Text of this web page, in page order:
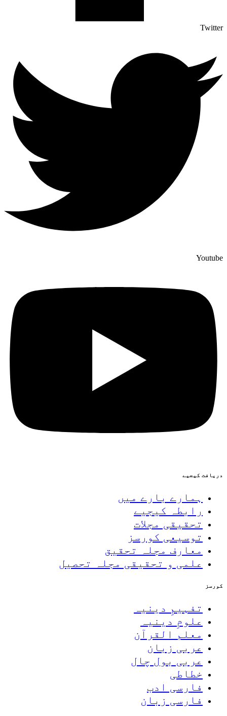
Twitter
Youtube
دریافت کیجیے
ہمارے بارے میں
رابطہ کیجیے
تحقیقی مجلات
توسیعی کورسز
معارف مجلہ تحقیق
علمی و تحقیقی مجلہ تحصیل
کورسز
تفہیمِ دینیہ
علومِ دینیہ
معلم القرآن
عربی زبان
عربی بول چال
خطاطی
فارسی ادب
فارسی زبان